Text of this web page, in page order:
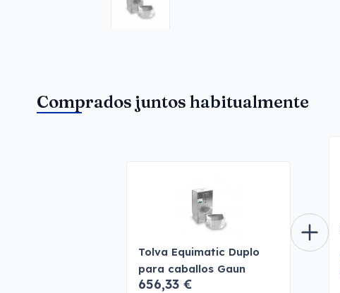
Comprados juntos habitualmente
Tolva Equimatic Duplo
para caballos Gaun
656,33 €